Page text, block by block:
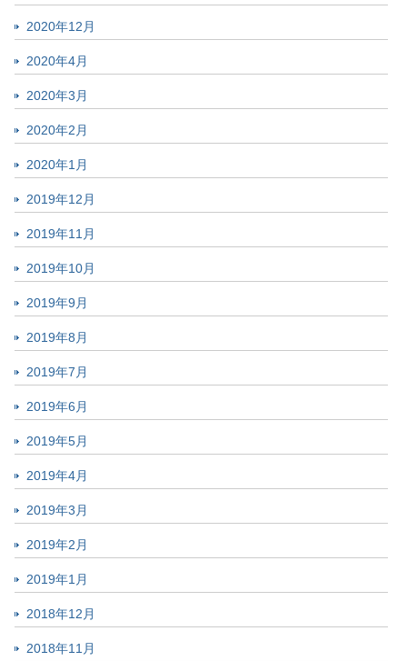
2020年12月
2020年4月
2020年3月
2020年2月
2020年1月
2019年12月
2019年11月
2019年10月
2019年9月
2019年8月
2019年7月
2019年6月
2019年5月
2019年4月
2019年3月
2019年2月
2019年1月
2018年12月
2018年11月